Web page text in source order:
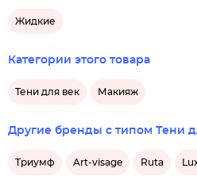
Жидкие
Категории этого товара
Тени для век Макияж
Другие бренды с типом Тени
Триумф Art-visage Ruta